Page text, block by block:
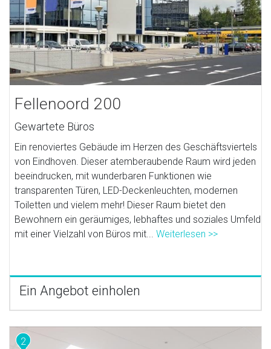
Fellenoord 200
Gewartete Büros
Ein renoviertes Gebäude im Herzen des Geschäftsviertels
von Eindhoven. Dieser atemberaubende Raum wird jeden
beeindrucken, mit wunderbaren Funktionen wie
transparenten Türen, LED-Deckenleuchten, modernen
Toiletten und vielem mehr! Dieser Raum bietet den
Bewohnern ein geräumiges, lebhaftes und soziales Umfeld
mit einer Vielzahl von Büros mit...Weiterlesen >>
Ein Angebot einholen
2